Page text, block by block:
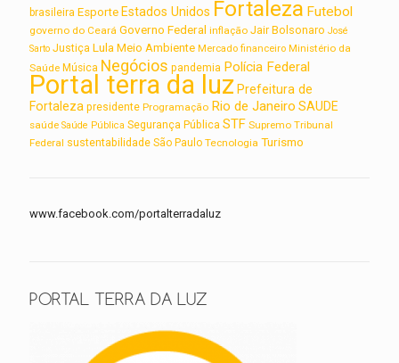
brasileira Esporte Estados Unidos Fortaleza Futebol
governo do Ceará Governo Federal inflação Jair Bolsonaro José
Sarto Justiça Lula Meio Ambiente Mercado financeiro Ministério da
Saúde Música Negócios pandemia Polícia Federal
Portal terra da luz Prefeitura de
Fortaleza presidente Programação Rio de Janeiro SAUDE
saúde Saúde Pública Segurança Pública STF Supremo Tribunal
Federal sustentabilidade São Paulo Tecnologia Turismo
www.facebook.com/portalterradaluz
PORTAL TERRA DA LUZ